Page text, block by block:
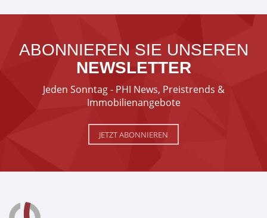
ABONNIEREN SIE UNSEREN
NEWSLETTER
Jeden Sonntag - PHI News, Preistrends &
Immobilienangebote
JETZT ABONNIEREN